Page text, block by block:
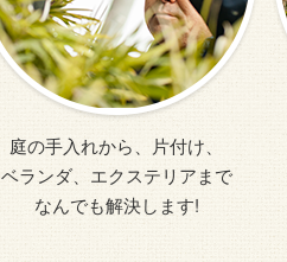
庭の手入れから、片付け、
ベランダ、エクステリアまで
なんでも解決します!